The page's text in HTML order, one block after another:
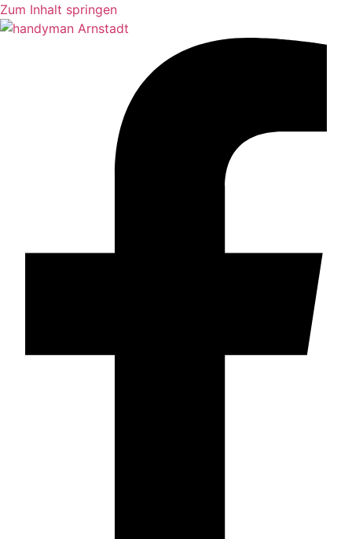
Zum Inhalt springen